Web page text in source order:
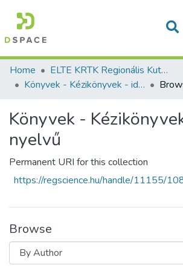
Communities &
All of DSpace
Home
ELTE KRTK Regionális Kutatások Intézete
Könyvek - Kézikönyvek - idegen nyelvű
Könyvek -
nyelvű
Permanent URI for this collection
https://regscience.hu/handle/11155/
Browse